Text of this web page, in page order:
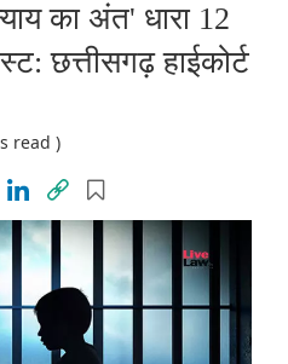
का अंत' धारा 12
छत्तीसगढ़ हाईकोर्ट
read )